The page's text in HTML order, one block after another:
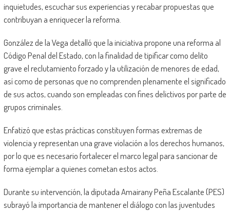
inquietudes, escuchar sus experiencias y recabar propuestas que
contribuyan a enriquecer la reforma.
González de la Vega detalló que la iniciativa propone una reforma al
Código Penal del Estado, con la finalidad de tipificar como delito
grave el reclutamiento forzado y la utilización de menores de edad,
así como de personas que no comprenden plenamente el significado
de sus actos, cuando son empleadas con fines delictivos por parte de
grupos criminales.
Enfatizó que estas prácticas constituyen formas extremas de
violencia y representan una grave violación a los derechos humanos,
por lo que es necesario fortalecer el marco legal para sancionar de
forma ejemplar a quienes cometan estos actos.
Durante su intervención, la diputada Amairany Peña Escalante (PES)
subrayó la importancia de mantener el diálogo con las juventudes